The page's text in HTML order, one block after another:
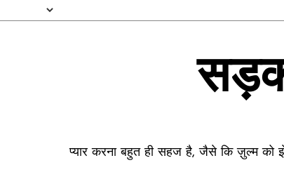
प्यार करना बहुत ही सहज है, जैसे कि ज़ुल्म को